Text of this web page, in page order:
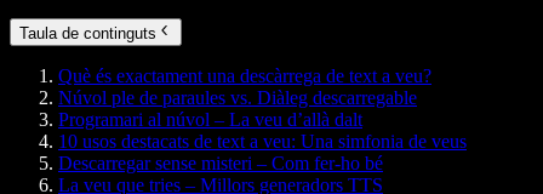
Taula de continguts
Què és exactament una descàrrega de text a veu?
Núvol ple de paraules vs. Diàleg descarregable
Programari al núvol – La veu d’allà dalt
10 usos destacats de text a veu: Una simfonia de veus
Descarregar sense misteri – Com fer-ho bé
La veu que tries – Millors generadors TTS